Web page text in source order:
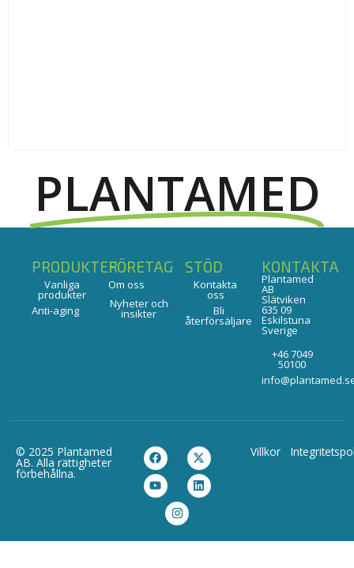
PLANTAMED
PRODUKTER
Vanliga
produkter
Anti-aging
FÖRETAG
Om oss
Nyheter och
insikter
STÖD
Kontakta
oss
Bli
återförsäljare
KONTAKTA
Plantamed
AB
Slätviken
635 09
Eskilstuna
Sverige
+46 7049
50100
© 2025 Plantamed
AB. Alla rättigheter
förbehållna.
Villkor